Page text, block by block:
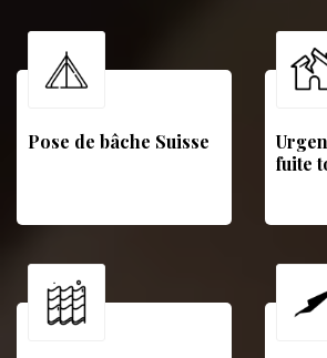
Pose de bâche Suisse
fuite